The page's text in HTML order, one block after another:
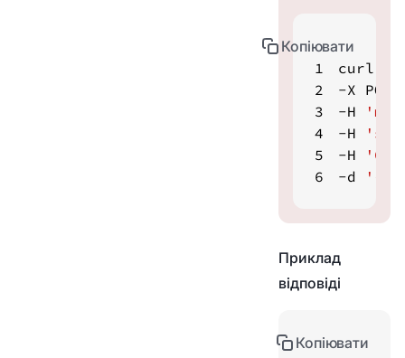
1
curl
2
3
-H
4
-H
5
-H
6
-d '{}'
Копіювати
Приклад
відповіді
Копіювати